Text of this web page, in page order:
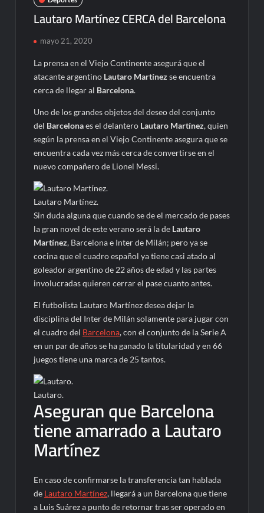
Lautaro Martínez CERCA del Barcelona
mayo 21, 2020
La prensa en el Viejo Continente asegurá que el
atacante argentino Lautaro Martínez se encuentra
cerca de llegar al Barcelona.
Uno de los grandes objetos del deseo del conjunto
del Barcelonaes el delantero Lautaro Martínez, quien
según la prensa en el Viejo Continente asegura que se
encuentra cada vez más cerca de convertirse en el
nuevo compañero de Lionel Messi.
Lautaro Martínez.
Sin duda alguna que cuando se de el mercado de pases
la gran novel de este verano será la de Lautaro
Martínez, Barcelona e Inter de Milán; pero ya se
cocina que el cuadro español ya tiene casi atado al
goleador argentino de 22 años de edad y las partes
involucradas quieren cerrar el pase cuanto antes.
El futbolista Lautaro Martínez desea dejar la
disciplina del Inter de Milán solamente para jugar con
el cuadro del Barcelona, con el conjunto de la Serie A
en un par de años se ha ganado la titularidad y en 66
juegos tiene una marca de 25 tantos.
Lautaro.
Aseguran que Barcelona
tiene amarrado a Lautaro
Martínez
En caso de confirmarse la transferencia tan hablada
de Lautaro Martínez, llegará a un Barcelona que tiene
a Luis Suárez a punto de retornar tras ser operado en